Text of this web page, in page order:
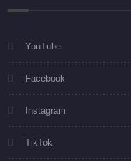
YouTube
Facebook
Instagram
TikTok